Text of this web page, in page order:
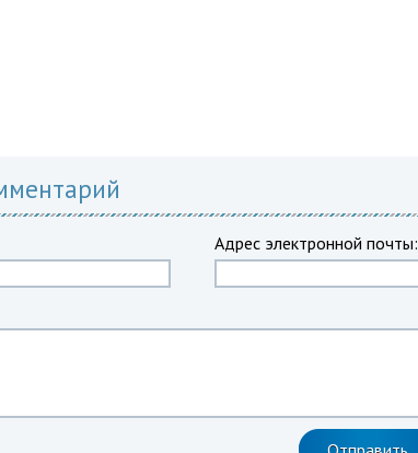
Адрес электронной почты: